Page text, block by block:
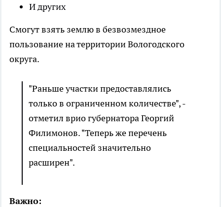
И других
Смогут взять землю в безвозмездное
пользование на территории Вологодского
округа.
"Раньше участки предоставлялись
только в ограниченном количестве", -
отметил врио губернатора Георгий
Филимонов. "Теперь же перечень
специальностей значительно
расширен".
Важно: